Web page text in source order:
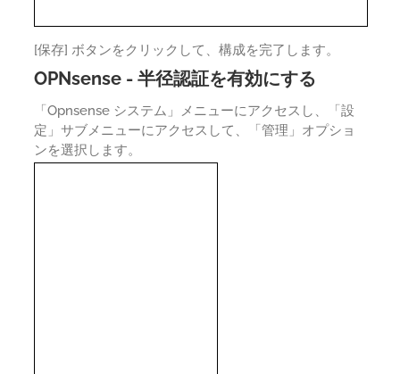
[保存] ボタンをクリックして、構成を完了します。
OPNsense - 半径認証を有効にする
「Opnsense システム」メニューにアクセスし、「設
定」サブメニューにアクセスして、「管理」オプショ
ンを選択します。